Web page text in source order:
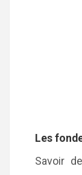
Les
Savoir